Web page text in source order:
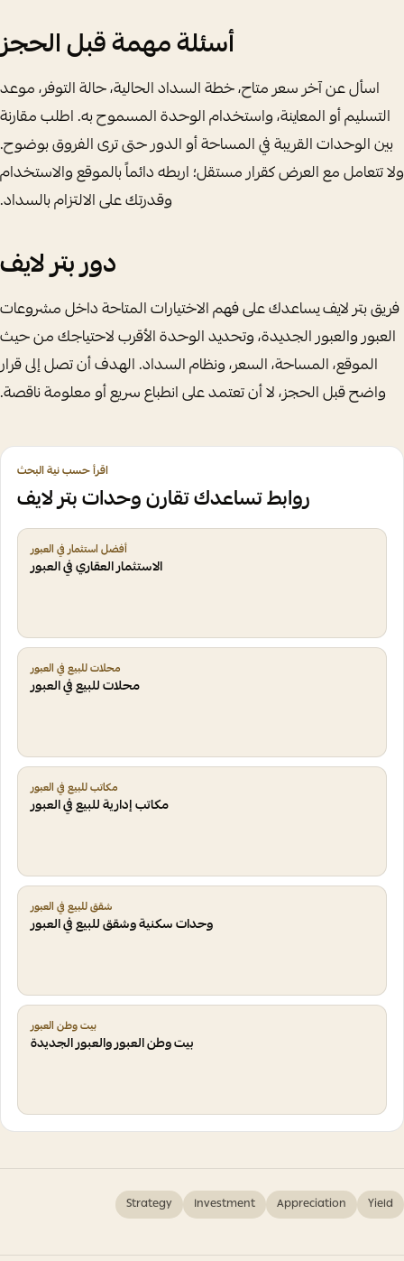
أسئلة مهمة قبل الحجز
اسأل عن آخر سعر متاح، خطة السداد الحالية، حالة التوفر، موعد
التسليم أو المعاينة، واستخدام الوحدة المسموح به. اطلب مقارنة
بين الوحدات القريبة في المساحة أو الدور حتى ترى الفروق بوضوح.
ولا تتعامل مع العرض كقرار مستقل؛ اربطه دائماً بالموقع والاستخدام
وقدرتك على الالتزام بالسداد.
دور بتر لايف
فريق بتر لايف يساعدك على فهم الاختيارات المتاحة داخل مشروعات
العبور والعبور الجديدة، وتحديد الوحدة الأقرب لاحتياجك من حيث
الموقع، المساحة، السعر، ونظام السداد. الهدف أن تصل إلى قرار
واضح قبل الحجز، لا أن تعتمد على انطباع سريع أو معلومة ناقصة.
اقرأ حسب نية البحث
روابط تساعدك تقارن وحدات بتر لايف
أفضل استثمار في العبور
الاستثمار العقاري في العبور
محلات للبيع في العبور
محلات للبيع في العبور
مكاتب للبيع في العبور
مكاتب إدارية للبيع في العبور
شقق للبيع في العبور
وحدات سكنية وشقق للبيع في العبور
بيت وطن العبور
بيت وطن العبور والعبور الجديدة
Yield
Appreciation
Investment
Strategy